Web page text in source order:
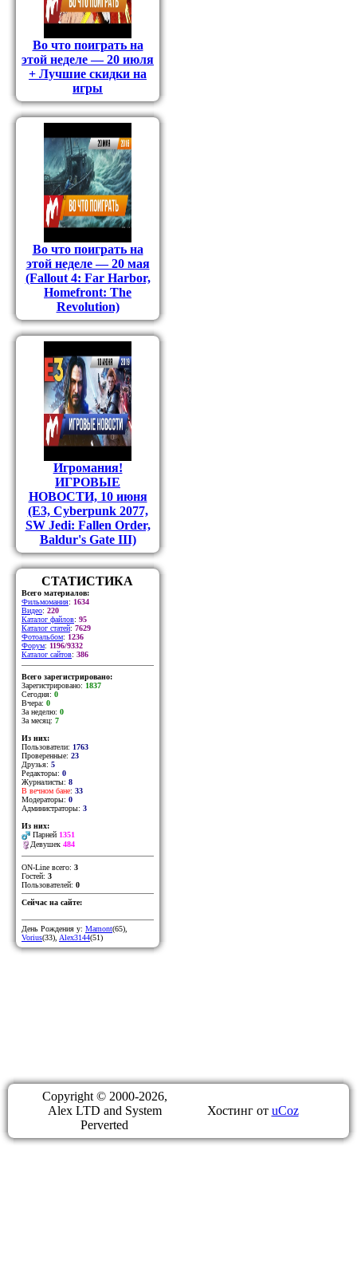
Во что поиграть на
этой неделе — 20 июля
+ Лучшие скидки на
игры
Во что поиграть на
этой неделе — 20 мая
(Fallout 4: Far Harbor,
Homefront: The
Revolution)
Игромания!
ИГРОВЫЕ
НОВОСТИ, 10 июня
(E3, Cyberpunk 2077,
SW Jedi: Fallen Order,
Baldur's Gate III)
СТАТИСТИКА
Всего материалов:
Фильмомания: 1634
Видео: 220
Каталог файлов: 95
Каталог статей: 7629
Фотоальбом: 1236
Форум: 1196/9332
Каталог сайтов: 386
Всего зарегистрировано:
Зарегистрировано: 1837
Сегодня: 0
Вчера: 0
За неделю: 0
За месяц: 7
Из них:
Пользователи: 1763
Проверенные: 23
Друзья: 5
Редакторы: 0
Журналисты: 8
В вечном бане: 33
Модераторы: 0
Администраторы: 3
Из них:
Парней 1351
Девушек 484
ON-Line всего: 3
Гостей: 3
Пользователей: 0
Сейчас на сайте:
День Рождения у: Mamont(65),
Vorius(33), Alex3144(51)
Copyright © 2000-2026,
Alex LTD and System
Perverted
Хостинг от uCoz